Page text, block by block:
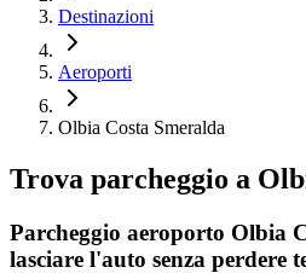
Destinazioni
Aeroporti
Olbia Costa Smeralda
Trova parcheggio a
Parcheggio aeroporto Olbia
lasciare l'auto senza perdere